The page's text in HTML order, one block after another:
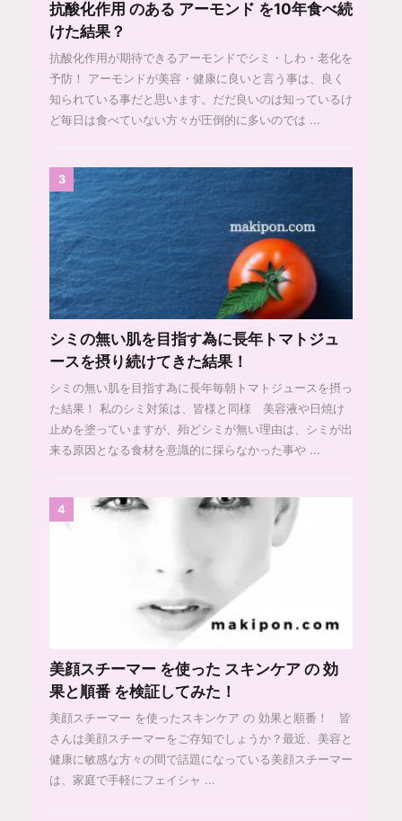
抗酸化作用 のある アーモンド を10年食べ続
けた結果？
抗酸化作用が期待できるアーモンドでシミ・しわ・老化を
予防！ アーモンドが美容・健康に良いと言う事は、良く
知られている事だと思います。だだ良いのは知っているけ
ど毎日は食べていない方々が圧倒的に多いのでは ...
3
シミの無い肌を目指す為に長年トマトジュ
ースを摂り続けてきた結果！
シミの無い肌を目指す為に長年毎朝トマトジュースを摂っ
た結果！ 私のシミ対策は、皆様と同様 美容液や日焼け
止めを塗っていますが、殆どシミが無い理由は、シミが出
来る原因となる食材を意識的に採らなかった事や ...
4
美顔スチーマー を使った スキンケア の 効
果と順番 を検証してみた！
美顔スチーマー を使ったスキンケア の 効果と順番！ 皆
さんは美顔スチーマーをご存知でしょうか？最近、美容と
健康に敏感な方々の間で話題になっている美顔スチーマー
は、家庭で手軽にフェイシャ ...